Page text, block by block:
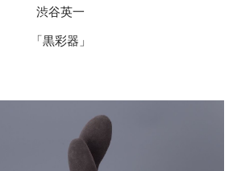
渋谷英一
「黒彩器」